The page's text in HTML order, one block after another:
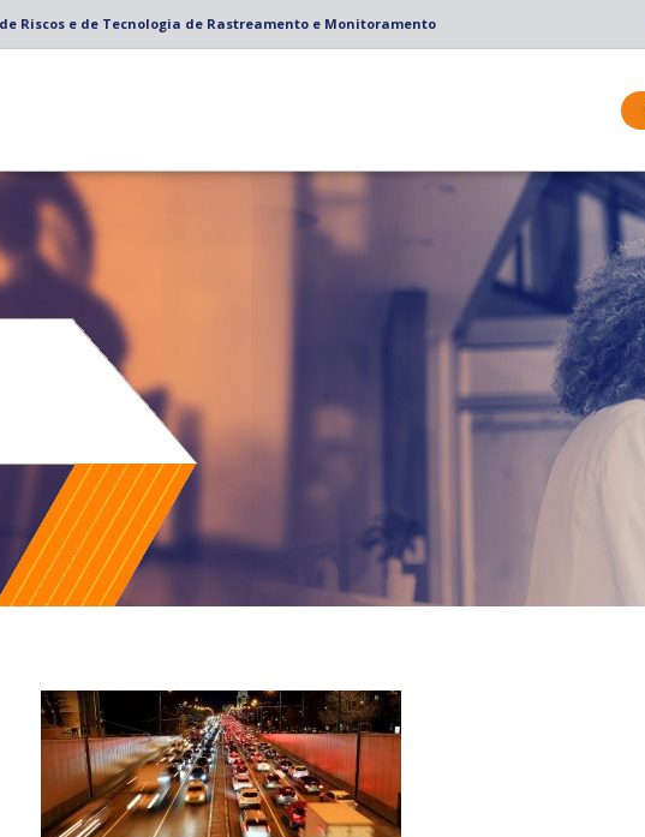
Riscos e de Tecnologia de Rastreamento e Monitoramento